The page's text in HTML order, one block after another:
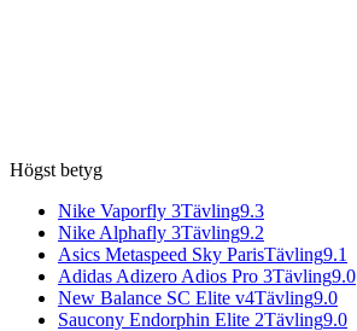
Högst betyg
Nike Vaporfly 3Tävling9.3
Nike Alphafly 3Tävling9.2
Asics Metaspeed Sky ParisTävling9.1
Adidas Adizero Adios Pro 3Tävling9.0
New Balance SC Elite v4Tävling9.0
Saucony Endorphin Elite 2Tävling9.0